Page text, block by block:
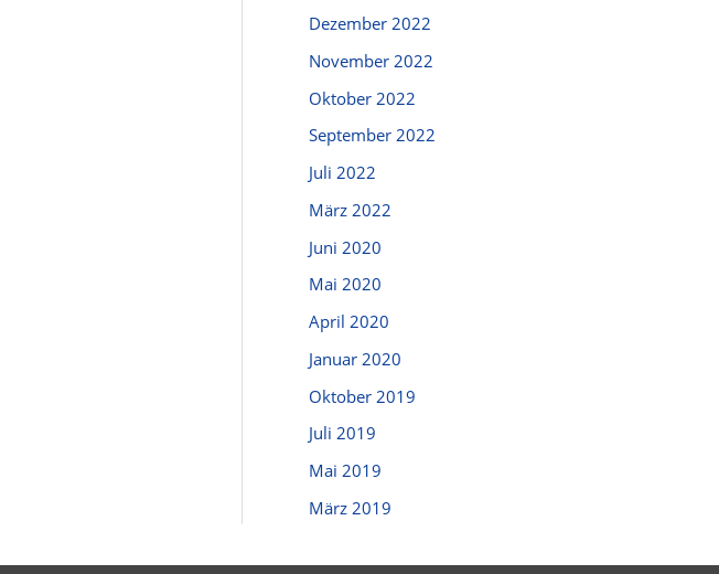
Dezember 2022
November 2022
Oktober 2022
September 2022
Juli 2022
März 2022
Juni 2020
Mai 2020
April 2020
Januar 2020
Oktober 2019
Juli 2019
Mai 2019
März 2019